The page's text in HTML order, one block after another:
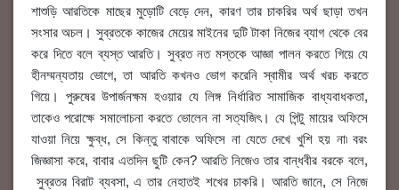
শাশুড়ি আরতিকে মাছের মুড়োটি বেড়ে দেন, কারণ তার চাকরির অর্থ ছাড়া তখন
সংসার অচল। সুব্রতকে কাজের মেয়ের মাইনের দুটি টাকা নিজের ব্যাগ থেকে বের
করে দিতে বলে ব্যস্ত আরতি। সুব্রত নত মস্তকে আজ্ঞা পালন করতে গিয়ে যে
হীনম্মন্যতায় ভোগে, তা আরতি কখনও ভোগ করেনি স্বামীর অর্থ খরচ করতে
গিয়ে। পুরুষের উপার্জনক্ষম হওয়ার যে লিঙ্গ নির্ধারিত সামাজিক বাধ্যবাধকতা,
তাকেও পরোক্ষে সমালোচনা করতে ভোলেন না সত্যজিৎ। যে পিন্টু মায়ের অফিসে
যাওয়া নিয়ে ক্ষুব্ধ, সে কিন্তু বাবাকে অফিসে না যেতে দেখে খুশি হয় না৷ বরং
জিজ্ঞাসা করে, বাবার এতদিন ছুটি কেন? আরতি নিজেও তার বান্ধবীর বরকে বলে,
সুব্রতর বিরাট ব্যবসা, এ তার নেহাতই শখের চাকরি। আরতি জানে, সে নিজে